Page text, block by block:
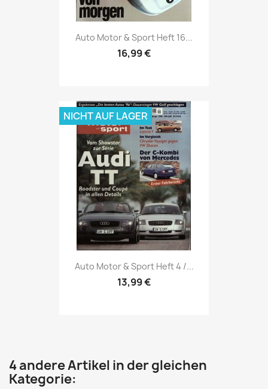
Vorschau
Auto Motor & Sport Heft 16...
16,99 €
Vorschau
Auto Motor & Sport Heft 4 /...
13,99 €
NICHT AUF LAGER
4 andere Artikel in der gleichen
Kategorie: